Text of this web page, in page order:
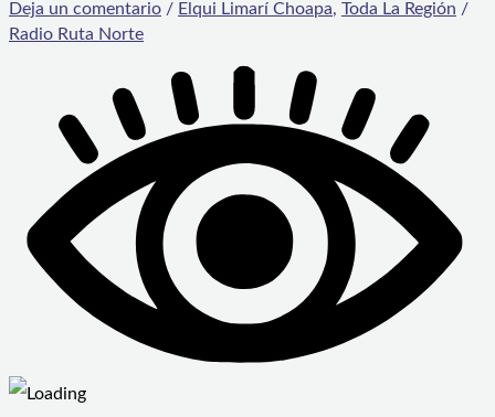
Deja un comentario / Elqui Limarí Choapa, Toda La Región /
Radio Ruta Norte